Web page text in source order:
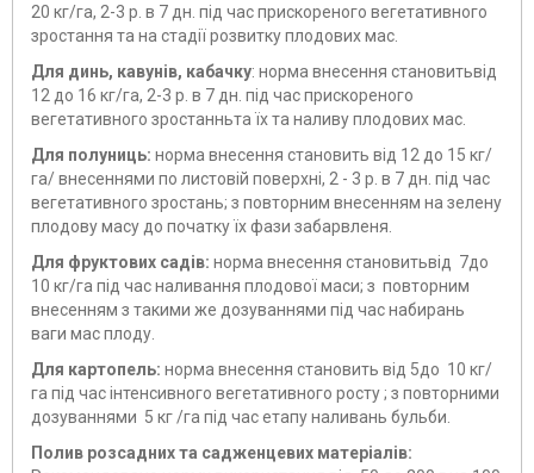
20 кг/га, 2-3 р. в 7 дн. під час прискореного вегетативного
зростання та на стадії розвитку плодових мас.
Для динь, кавунів, кабачку: норма внесення становитьвід
12 до 16 кг/га, 2-3 р. в 7 дн. під час прискореного
вегетативного зростанньта їх та наливу плодових мас.
Для полуниць: норма внесення становить від 12 до 15 кг/
га/ внесеннями по листовій поверхні, 2 - 3 р. в 7 дн. під час
вегетативного зростань; з повторним внесенням на зелену
плодову масу до початку їх фази забарвленя.
Для фруктових садів: норма внесення становитьвід 7до
10 кг/га під час наливання плодової маси; з повторним
внесенням з такими же дозуваннями під час набирань
ваги мас плоду.
Для картопель: норма внесення становить від 5до 10 кг/
га під час інтенсивного вегетативного росту ; з повторними
дозуваннями 5 кг /га під час етапу наливань бульби.
Полив розсадних та садженцевих матеріалів: